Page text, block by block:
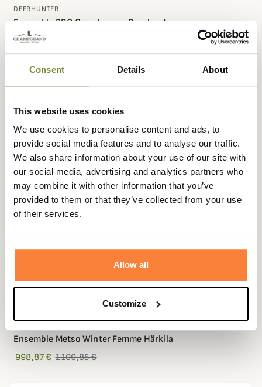
Consent Details About
This website uses cookies
We use cookies to personalise content and ads, to
provide social media features and to analyse our traffic.
We also share information about your use of our site with
our social media, advertising and analytics partners who
may combine it with other information that you’ve
provided to them or that they’ve collected from your use
of their services.
Allow all
Customize
DEERHUNTER
Ensemble PRO Gamekeeper Deerhunter
449,85 €
Ensemble Metso Winter Femme Härkila
998,87 € 1 109,85 €